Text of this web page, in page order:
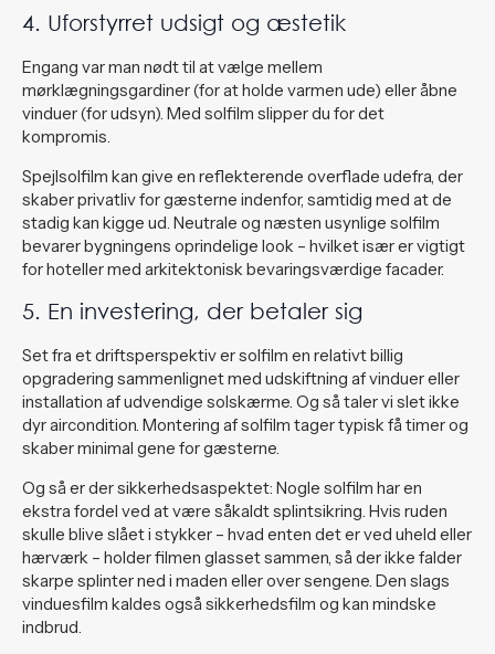
4. Uforstyrret udsigt og æstetik
Engang var man nødt til at vælge mellem
mørklægningsgardiner (for at holde varmen ude) eller åbne
vinduer (for udsyn). Med solfilm slipper du for det
kompromis.
Spejlsolfilm kan give en reflekterende overflade udefra, der
skaber privatliv for gæsterne indenfor, samtidig med at de
stadig kan kigge ud. Neutrale og næsten usynlige solfilm
bevarer bygningens oprindelige look – hvilket især er vigtigt
for hoteller med arkitektonisk bevaringsværdige facader.
5. En investering, der betaler sig
Set fra et driftsperspektiv er solfilm en relativt billig
opgradering sammenlignet med udskiftning af vinduer eller
installation af udvendige solskærme. Og så taler vi slet ikke
dyr aircondition. Montering af solfilm tager typisk få timer og
skaber minimal gene for gæsterne.
Og så er der sikkerhedsaspektet: Nogle solfilm har en
ekstra fordel ved at være såkaldt splintsikring. Hvis ruden
skulle blive slået i stykker – hvad enten det er ved uheld eller
hærværk – holder filmen glasset sammen, så der ikke falder
skarpe splinter ned i maden eller over sengene. Den slags
vinduesfilm kaldes også sikkerhedsfilm og kan mindske
indbrud.